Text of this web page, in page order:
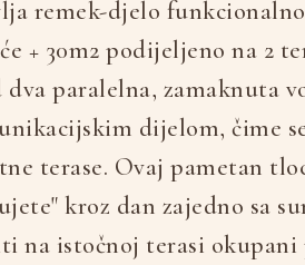
remek-djelo
+ 30m2 podijeljeno na 2
paralelna, zamaknuta
dijelom, čime
terase. Ovaj pametan
kroz dan zajedno sa
na istočnoj terasi okupani